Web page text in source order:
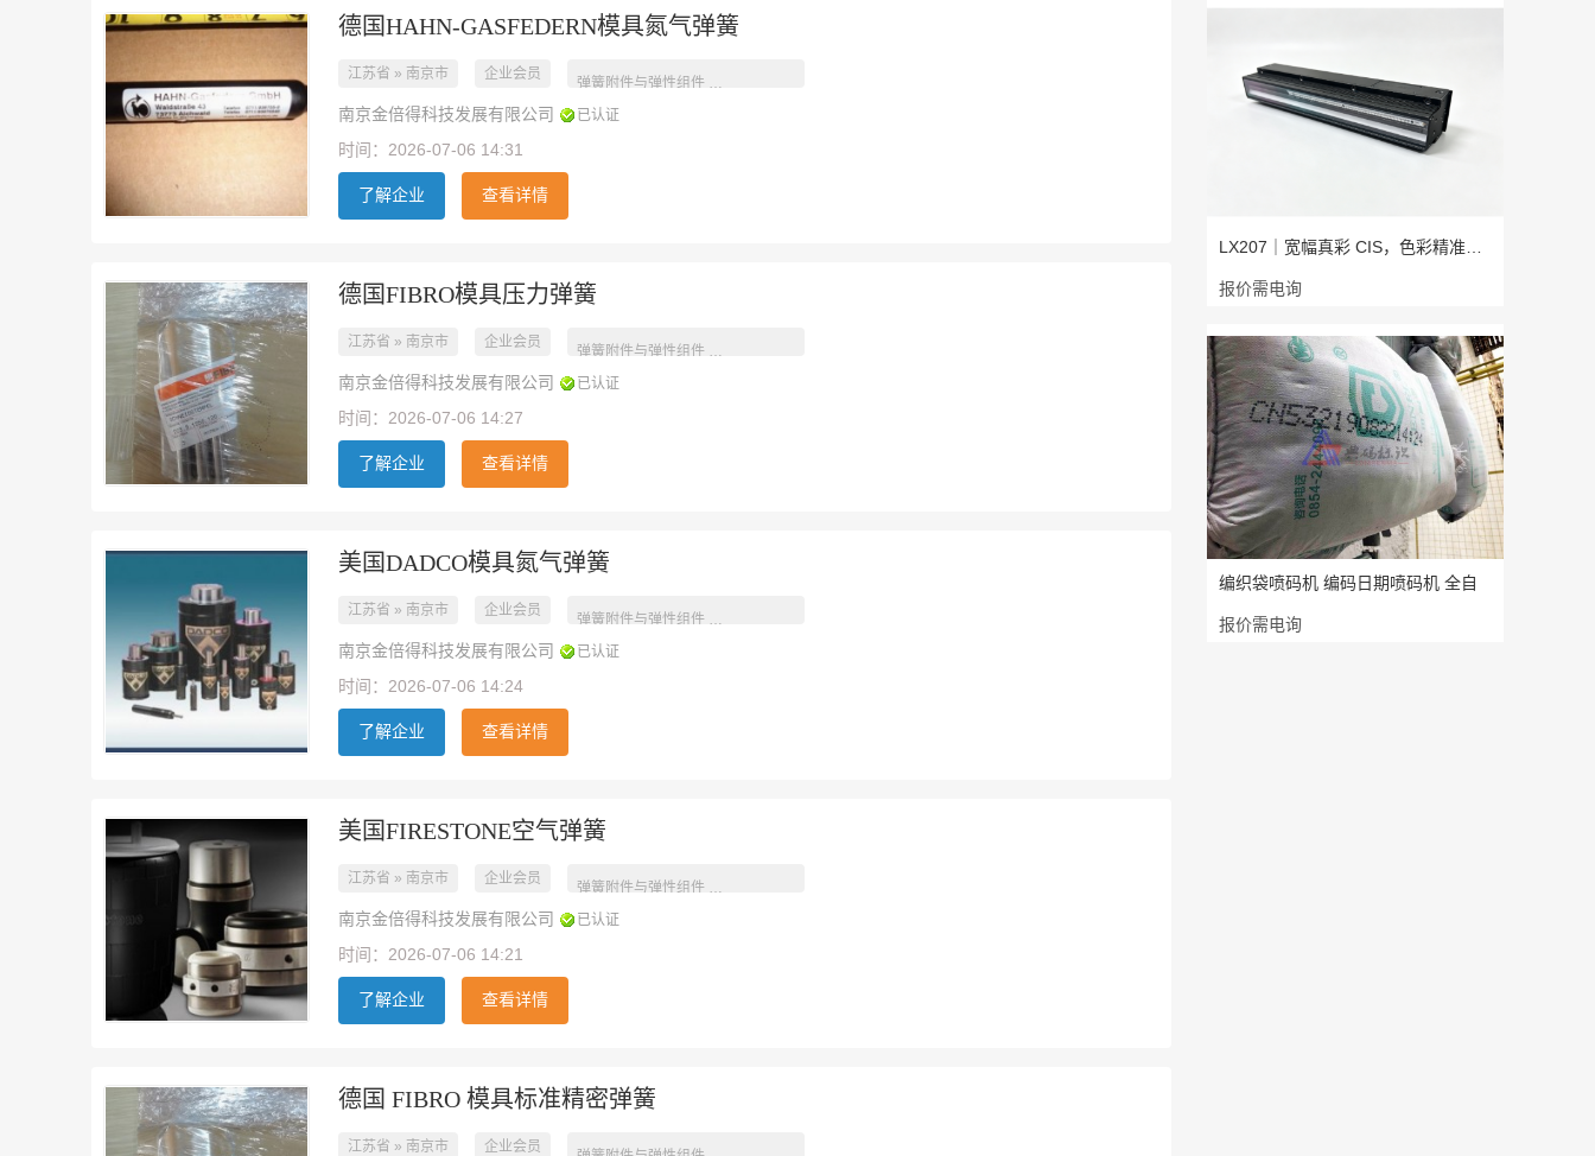
德国HAHN-GASFEDERN模具氮气弹簧
江苏省 » 南京市 企业会员
弹簧附件与弹性组件
南京金倍得科技发展有限公司 已认证
时间：2026-07-06 14:31
了解企业 查看详情
德国FIBRO模具压力弹簧
江苏省 » 南京市 企业会员
弹簧附件与弹性组件
南京金倍得科技发展有限公司 已认证
时间：2026-07-06 14:27
了解企业 查看详情
美国DADCO模具氮气弹簧
江苏省 » 南京市 企业会员
弹簧附件与弹性组件
南京金倍得科技发展有限公司 已认证
时间：2026-07-06 14:24
了解企业 查看详情
美国FIRESTONE空气弹簧
江苏省 » 南京市 企业会员
弹簧附件与弹性组件
南京金倍得科技发展有限公司 已认证
时间：2026-07-06 14:21
了解企业 查看详情
德国 FIBRO 模具标准精密弹簧
江苏省 » 南京市 企业会员
报价需电询
编织袋喷码机 编码日期喷码机 全自
报价需电询